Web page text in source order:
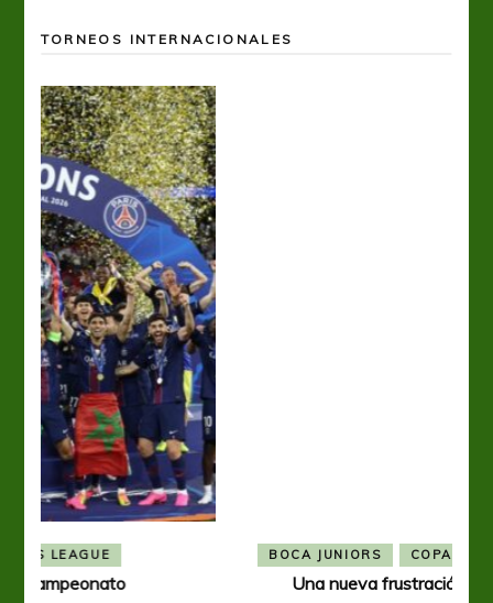
TORNEOS INTERNACIONALES
BOCA JUNIORS COPA LIBERTADORES
Una nueva frustración para Boca